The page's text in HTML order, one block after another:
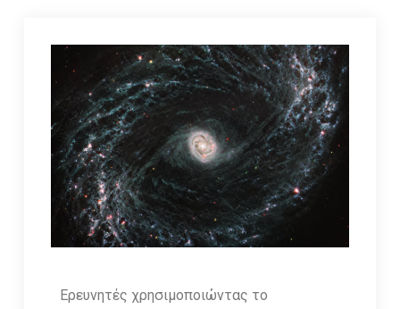
Ερευνητές χρησιμοποιώντας το